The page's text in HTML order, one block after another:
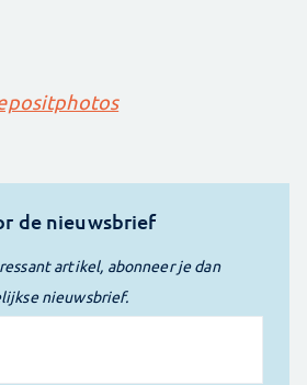
de nieuwsbrief
artikel, abonneer je dan
nieuwsbrief.